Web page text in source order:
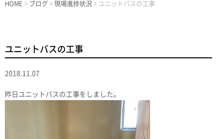
HOME > ブログ > 現場進捗状況 > ユニットバスの工事
ユニットバスの工事
2018.11.07
昨日ユニットバスの工事をしました。